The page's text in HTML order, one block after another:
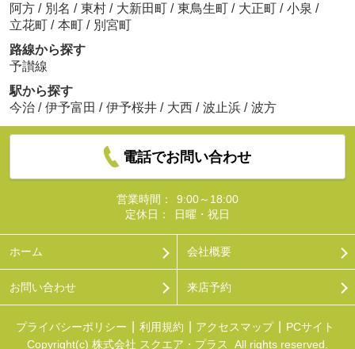
阿方 / 別名 / 東村 / 大新田町 / 東鳥生町 / 大正町 / 小泉 /
立花町 / 本町 / 別宮町
路線から探す
予讃線
駅から探す
今治 / 伊予富田 / 伊予桜井 / 大西 / 波止浜 / 波方
電話でお問い合わせ
営業時間：
9:00～18:00
定休日：
日曜・祝日
ホーム 会社概要
お問い合わせ 来店予約
プライバシーポリシー 利用規約 アクセスマップ
PCサイト
Copyright(c) 株式会社 スクエア・プラス All rights reserved.